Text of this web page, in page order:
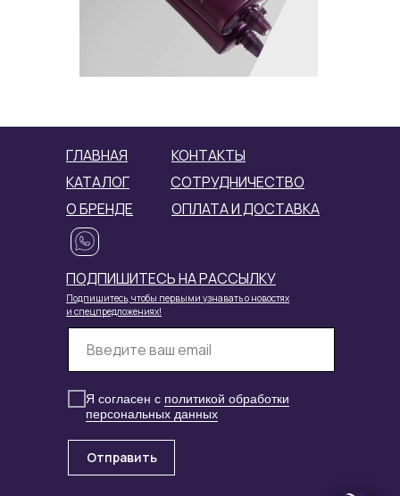
ГЛАВНАЯ
КАТАЛОГ
О БРЕНДЕ
КОНТАКТЫ
ПОДПИШИТЕСЬ НА РАССЫЛКУ
ОПЛАТА И ДОСТАВКА
СОТРУДНИЧЕСТВО
Подпишитесь, чтобы первыми узнавать о новостях
и спецпредложениях!
Я согласен с политикой обработки
персональных данных
Отправить